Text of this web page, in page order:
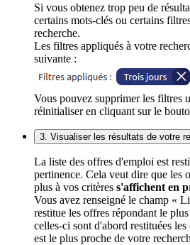
Si vous obtenez trop peu de
certains mots-clés ou certains
recherche.
Les filtres appliqués à votre
suivante :
Vous pouvez supprimer les filtres
réinitialiser en cliquant sur le
3. Visualiser les résultats de votre
La liste des offres d'emploi est
pertinence. Cela veut dire que les
plus à vos critères s'affichent en
Vous avez renseigné le champ «
restitue les offres répondant le
celles-ci sont d'abord restituées
est le plus proche de votre